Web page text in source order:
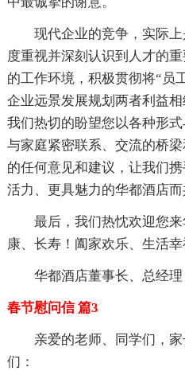
现代企业的竞争，实际
度重视并深刻认识到人才的
的工作环境，积极贯彻将“员
企业远景发展规划两者利益
我们热切的盼望您以各种形
与家庭紧密联系、交流的桥
的任何意见和建议，让我们
活力、更具魅力的华都酒店而
最后，我们热忱欢迎您
康、长寿！阖家欢乐、生活幸
华都酒店董事长、总经理
春节慰问信 篇3
亲爱的老师、同学们，
们：